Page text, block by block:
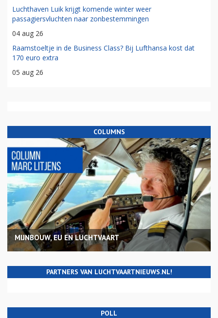
Luchthaven Luik krijgt komende winter weer
passagiersvluchten naar zonbestemmingen
04 aug 26
Raamstoeltje in de Business Class? Bij Lufthansa kost dat
170 euro extra
05 aug 26
COLUMNS
MIJNBOUW, EU EN LUCHTVAART
PARTNERS VAN LUCHTVAARTNIEUWS.NL!
POLL